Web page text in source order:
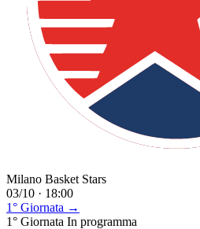
Milano Basket Stars
03/10 · 18:00
1° Giornata →
1° Giornata In programma